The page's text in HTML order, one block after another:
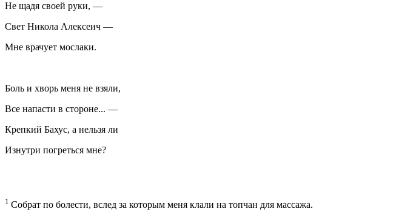
Не щадя своей руки, —
Свет Никола Алексеич —
Мне врачует мослаки.
Боль и хворь меня не взяли,
Все напасти в стороне... —
Крепкий Бахус, а нельзя ли
Изнутри погреться мне?
1 Собрат по болести, вслед за которым меня клали на топчан для массажа.